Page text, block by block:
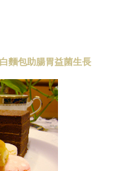
麵包助腸胃益菌生長